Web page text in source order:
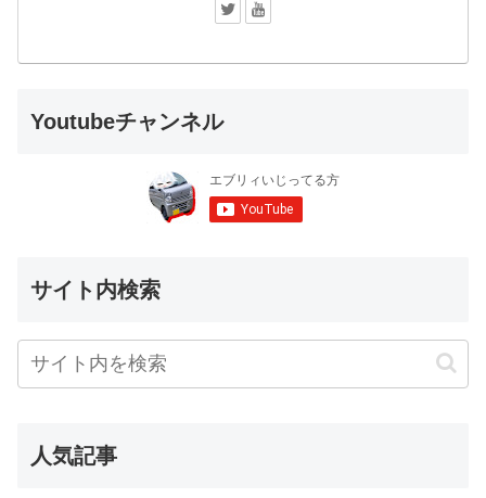
Youtubeチャンネル
サイト内検索
人気記事